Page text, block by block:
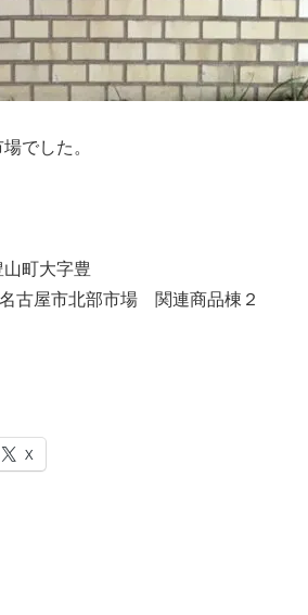
でした。
町大字豊
古屋市北部市場 関連商品棟２
X